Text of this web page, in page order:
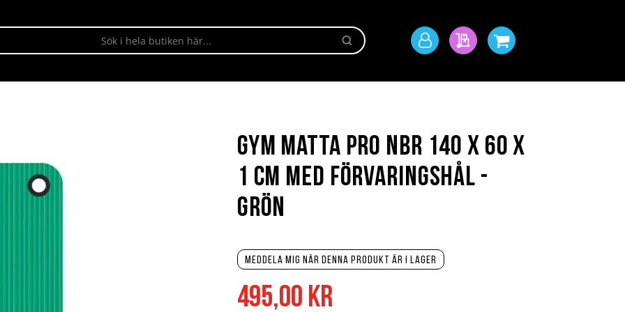
Sök
Mitt
Min offertMin kundvagn
495,00 kr
Meddela mig när denna produkt är i lager
Gym Matta PRO NBR 140 X 60 X
1 cm med Förvaringshål -
Grön